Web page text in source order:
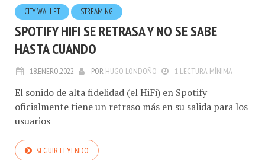
CITY WALLET STREAMING
SPOTIFY HIFI SE RETRASA Y NO SE SABE
HASTA CUANDO
18.ENERO.2022 POR HUGO LONDOÑO 1 LECTURA MÍNIMA
El sonido de alta fidelidad (el HiFi) en Spotify
oficialmente tiene un retraso más en su salida para los
usuarios
SEGUIR LEYENDO